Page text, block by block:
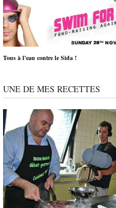
Tous à l'eau contre le Sida !
UNE DE MES RECETTES